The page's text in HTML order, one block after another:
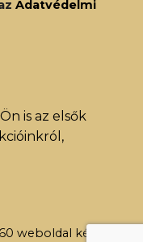
Adatvédelmi
is az elsők